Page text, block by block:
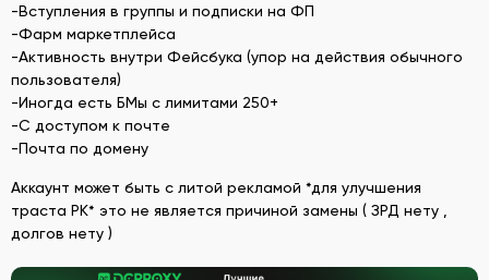
-Вступления в группы и подписки на ФП
-Фарм маркетплейса
-Активность внутри Фейсбука (упор на действия обычного
пользователя)
-Иногда есть БМы с лимитами 250+
-С доступом к почте
-Почта по домену
Аккаунт может быть с литой рекламой *для улучшения
траста РК* это не является причиной замены ( ЗРД нету ,
долгов нету )